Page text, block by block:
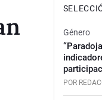
Género
POR